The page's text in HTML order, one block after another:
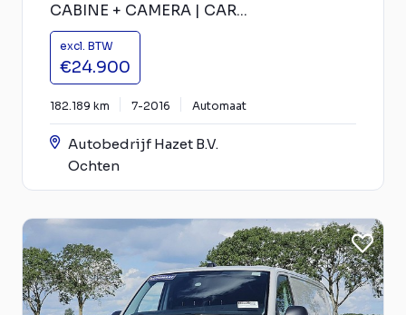
CABINE + CAMERA | CAR...
excl. BTW
€24.900
182.189 km 7-2016 Automaat
Autobedrijf Hazet B.V.
Ochten